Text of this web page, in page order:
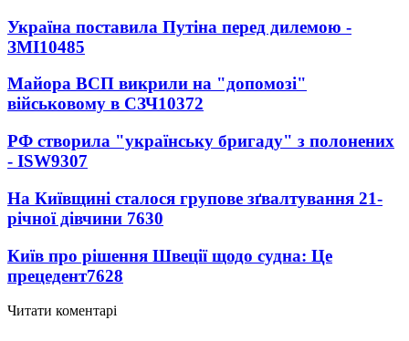
Україна поставила Путіна перед дилемою -
ЗМІ10485
Майора ВСП викрили на "допомозі"
військовому в СЗЧ10372
РФ створила "українську бригаду" з полонених
- ISW9307
На Київщині сталося групове зґвалтування 21-
річної дівчини 7630
Київ про рішення Швеції щодо судна: Це
прецедент7628
Читати коментарі